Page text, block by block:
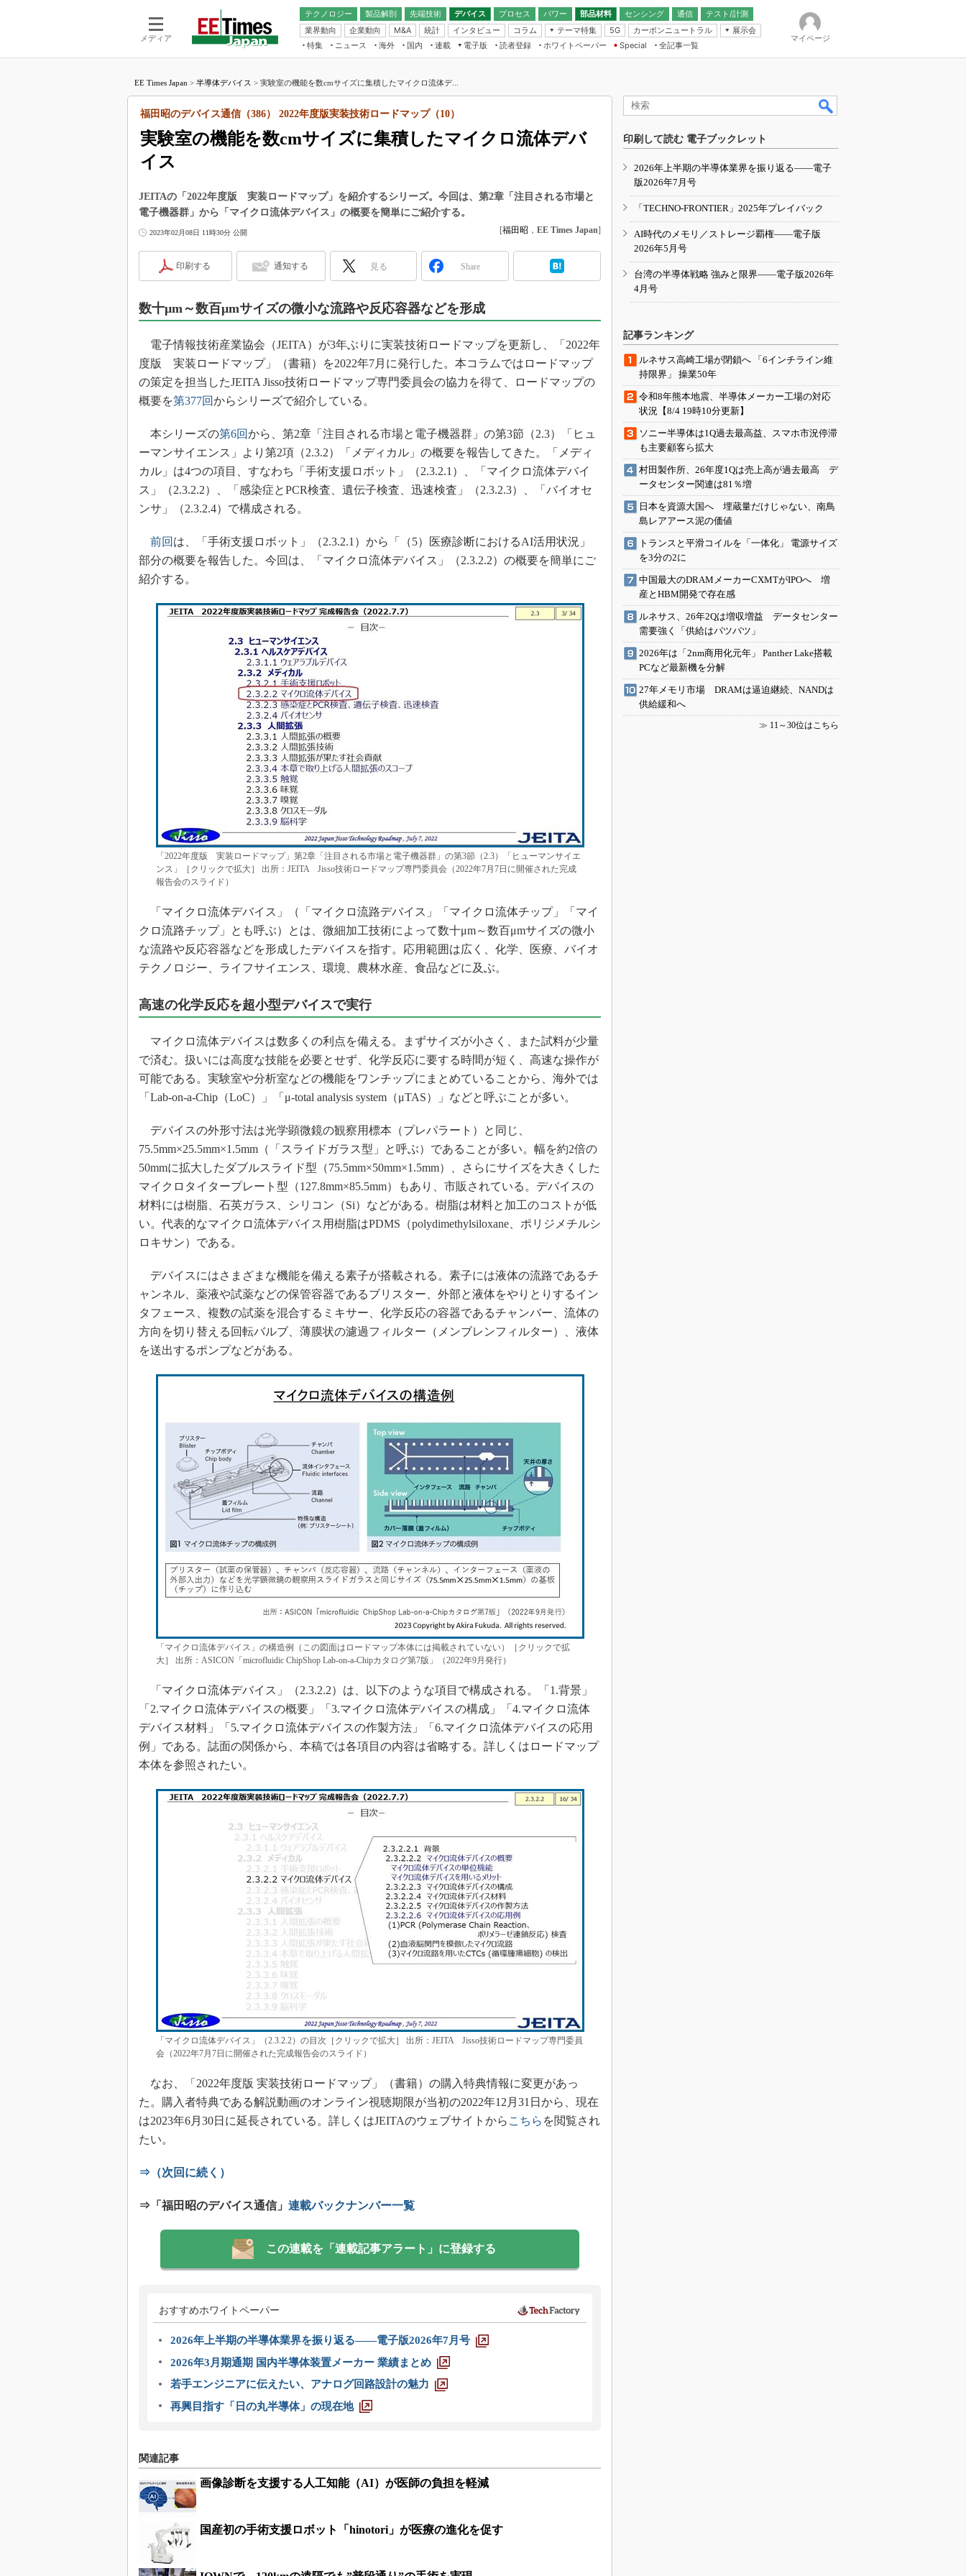
メディア
テクノロジー 製品解剖
先端技術
電池／エネルギー
デバイス
アナログ
マイコン
FPGA
プロセス パワー 部品材料 センシング
通信
無線
テスト/計測
業界動向
企業動向 M&A 統計 インタビュー コラム
テーマ特集
フィジカルAI
半導体後工程
読者調査（EE Times Research）
電源設計（EDN Japan）
エレクトロニクス入門（EDN
5G カーボンニュートラル
展示会
IoT・エッジコンピューティング
EXPO
TECHNO-FRONTIER
人とくるま展
特集 ニュース 海外 国内
連載
福田昭のデバイス通信
湯之上隆のナノフォーカス
大山聡の業界スコープ
学漂流記
世界を「数字」で回してみよう
Buzzword
この10年で起こったこと、次の10年
で起こること
製品分解で探るアジアの新トレンド
“異端児エンジニア”が仕掛けた社内
改革、執念の180日
イノベーションは日本を救うのか
JASA発IoT通信
IHSアナリスト「未来展望」
「英語に愛されないエンジニア」の
ための新行動論
電子版
電子ブックレット
読者登録 ホワイトペーパー
Special
全記事一覧
マイページ
EE Times Japan > 半導体デバイス > 実験室の機能を数cmサイズに集積したマイクロ流体デ...
実験室の機能を数cmサイズに集積したマイクロ流体デバ
イス
福田昭のデバイス通信（386） 2022年度版実装技術ロードマップ（10）
JEITAの「2022年度版 実装ロードマップ」を紹介するシリーズ。今回は、第2章「注目される市場と
電子機器群」から「マイクロ流体デバイス」の概要を簡単にご紹介する。
2023年02月08日 11時30分 公開 [福田昭 ， EE Times Japan]
印刷する 通知する 見る Share
数十μm～数百μmサイズの微小な流路や反応容器などを形成
電子情報技術産業協会（JEITA）が3年ぶりに実装技術ロードマップを更新し、「2022年
度版 実装ロードマップ」（書籍）を2022年7月に発行した。本コラムではロードマップ
の策定を担当したJEITA Jisso技術ロードマップ専門委員会の協力を得て、ロードマップの
概要を第377回からシリーズで紹介している。
本シリーズの第6回から、第2章「注目される市場と電子機器群」の第3節（2.3）「ヒュ
ーマンサイエンス」より第2項（2.3.2）「メディカル」の概要を報告してきた。「メディ
カル」は4つの項目、すなわち「手術支援ロボット」（2.3.2.1）、「マイクロ流体デバイ
ス」（2.3.2.2）、「感染症とPCR検査、遺伝子検査、迅速検査」（2.3.2.3）、「バイオセ
ンサ」（2.3.2.4）で構成される。
前回 は、「手術支援ロボット」（2.3.2.1）から「（5）医療診断におけるAI活用状況」
部分の概要を報告した。今回は、「マイクロ流体デバイス」（2.3.2.2）の概要を簡単にご
紹介する。
「2022年度版 実装ロードマップ」第2章「注目される市場と電子機器群」の第3節（2.3）「ヒューマンサイエ
ンス」［クリックで拡大］ 出所：JEITA Jisso技術ロードマップ専門委員会（2022年7月7日に開催された完成
報告会のスライド）
「マイクロ流体デバイス」（「マイクロ流路デバイス」「マイクロ流体チップ」「マイ
クロ流路チップ」とも呼ぶ）とは、微細加工技術によって数十μm～数百μmサイズの微小
な流路や反応容器などを形成したデバイスを指す。応用範囲は広く、化学、医療、バイオ
テクノロジー、ライフサイエンス、環境、農林水産、食品などに及ぶ。
高速の化学反応を超小型デバイスで実行
マイクロ流体デバイスは数多くの利点を備える。まずサイズが小さく、また試料が少量
で済む。扱いには高度な技能を必要とせず、化学反応に要する時間が短く、高速な操作が
可能である。実験室や分析室などの機能をワンチップにまとめていることから、海外では
「Lab-on-a-Chip（LoC）」「μ-total analysis system（μTAS）」などと呼ぶことが多い。
デバイスの外形寸法は光学顕微鏡の観察用標本（プレパラート）と同じ、
75.5mm×25.5mm×1.5mm（「スライドガラス型」と呼ぶ）であることが多い。幅を約2倍の
50mmに拡大したダブルスライド型（75.5mm×50mm×1.5mm）、さらにサイズを大きくした
マイクロタイタープレート型（127.8mm×85.5mm）もあり、市販されている。デバイスの
材料には樹脂、石英ガラス、シリコン（Si）などがある。樹脂は材料と加工のコストが低
い。代表的なマイクロ流体デバイス用樹脂はPDMS（polydimethylsiloxane、ポリジメチルシ
ロキサン）である。
デバイスにはさまざまな機能を備える素子が搭載される。素子には液体の流路であるチ
ャンネル、薬液や試薬などの保管容器であるブリスター、外部と液体をやりとりするイン
タフェース、複数の試薬を混合するミキサー、化学反応の容器であるチャンバー、流体の
方向を切り替える回転バルブ、薄膜状の濾過フィルター（メンブレンフィルター）、液体
を送出するポンプなどがある。
「マイクロ流体デバイス」の構造例（この図面はロードマップ本体には掲載されていない）［クリックで拡
大］ 出所：ASICON「microfluidic ChipShop Lab-on-a-Chipカタログ第7版」（2022年9月発行）
「マイクロ流体デバイス」（2.3.2.2）は、以下のような項目で構成される。「1.背景」
「2.マイクロ流体デバイスの概要」「3.マイクロ流体デバイスの構成」「4.マイクロ流体
デバイス材料」「5.マイクロ流体デバイスの作製方法」「6.マイクロ流体デバイスの応用
例」である。誌面の関係から、本稿では各項目の内容は省略する。詳しくはロードマップ
本体を参照されたい。
「マイクロ流体デバイス」（2.3.2.2）の目次［クリックで拡大］ 出所：JEITA Jisso技術ロードマップ専門委員
会（2022年7月7日に開催された完成報告会のスライド）
なお、「2022年度版 実装技術ロードマップ」（書籍）の購入特典情報に変更があっ
た。購入者特典である解説動画のオンライン視聴期限が当初の2022年12月31日から、現在
は2023年6月30日に延長されている。詳しくはJEITAのウェブサイトから こちら を閲覧され
たい。
⇒（次回に続く）
⇒「福田昭のデバイス通信」 連載バックナンバー一覧
この連載を「連載記事アラート」に登録する
おすすめホワイトペーパー
2026年上半期の半導体業界を振り返る――電子版2026年7月号
2026年3月期通期 国内半導体装置メーカー 業績まとめ
若手エンジニアに伝えたい、アナログ回路設計の魅力
再興目指す「日の丸半導体」の現在地
関連記事
画像診断を支援する人工知能（AI）が医師の負担を軽減
国産初の手術支援ロボット「hinotori」が医療の進化を促す
印刷して読む 電子ブックレット
2026年上半期の半導体業界を振り返る――電子
版2026年7月号
「TECHNO-FRONTIER」2025年プレイバック
AI時代のメモリ／ストレージ覇権――電子版
2026年5月号
台湾の半導体戦略 強みと限界――電子版2026年
4月号
記事ランキング
ルネサス高崎工場が閉鎖へ 「6インチライン維
持限界」 操業50年
令和8年熊本地震、半導体メーカー工場の対応
状況【8/4 19時10分更新】
ソニー半導体は1Q過去最高益、スマホ市況停滞
も主要顧客ら拡大
村田製作所、26年度1Qは売上高が過去最高 デ
ータセンター関連は81％増
日本を資源大国へ 埋蔵量だけじゃない、南鳥
島レアアース泥の価値
トランスと平滑コイルを「一体化」 電源サイズ
を3分の2に
中国最大のDRAMメーカーCXMTがIPOへ 増
産とHBM開発で存在感
ルネサス、26年2Qは増収増益 データセンター
需要強く「供給はパツパツ」
2026年は「2nm商用化元年」 Panther Lake搭載
PCなど最新機を分解
27年メモリ市場 DRAMは逼迫継続、NANDは
供給緩和へ
≫ 11～30位はこちら